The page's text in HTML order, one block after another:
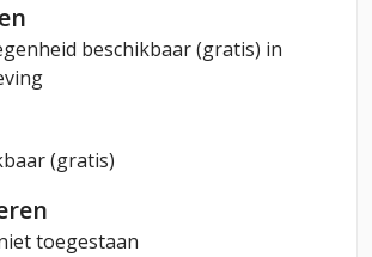
beschikbaar (gratis) in
(gratis)
toegestaan